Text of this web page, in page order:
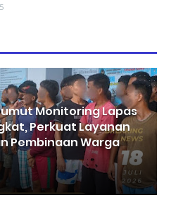
Monitoring Lapas
Perkuat Layanan
Pembinaan Warga